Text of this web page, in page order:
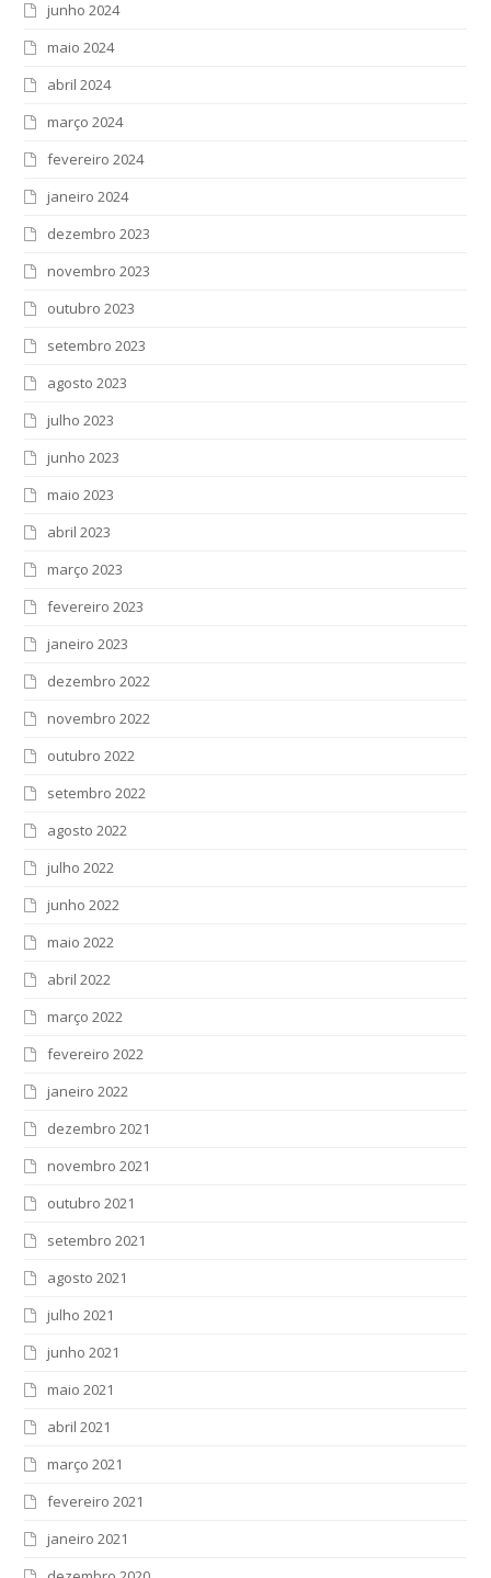
junho 2024
maio 2024
abril 2024
março 2024
fevereiro 2024
janeiro 2024
dezembro 2023
novembro 2023
outubro 2023
setembro 2023
agosto 2023
julho 2023
junho 2023
maio 2023
abril 2023
março 2023
fevereiro 2023
janeiro 2023
dezembro 2022
novembro 2022
outubro 2022
setembro 2022
agosto 2022
julho 2022
junho 2022
maio 2022
abril 2022
março 2022
fevereiro 2022
janeiro 2022
dezembro 2021
novembro 2021
outubro 2021
setembro 2021
agosto 2021
julho 2021
junho 2021
maio 2021
abril 2021
março 2021
fevereiro 2021
janeiro 2021